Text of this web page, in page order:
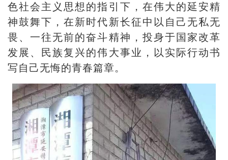
色社会主义思想的指引下，在伟大的延安精
神鼓舞下，在新时代新长征中以自己无私无
畏、一往无前的奋斗精神，投身于国家改革
发展、民族复兴的伟大事业，以实际行动书
写自己无悔的青春篇章。